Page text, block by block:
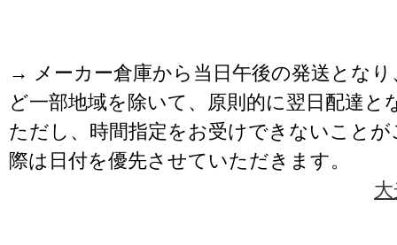
→ メーカー倉庫から当日午後の発送となり
ど一部地域を除いて、原則的に翌日配達と
ただし、時間指定をお受けできないこと
際は日付を優先させていただきます。